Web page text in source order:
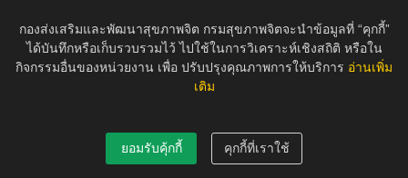
COPYRIGHT ©2019 สุขภาพใจ.com สงวนลิขสิทธิ์.
กองส่งเสริมและพัฒนาสุขภาพจิต กรมสุขภาพจิตจะนำข้อมูลที่ “คุกกี้”
ได้บันทึกหรือเก็บรวบรวมไว้ ไปใช้ในการวิเคราะห์เชิงสถิติ หรือใน
กิจกรรมอื่นของหน่วยงาน เพื่อ ปรับปรุงคุณภาพการให้บริการ อ่านเพิ่ม
เติม
ยอมรับคุ้กกี้ คุกกี้ที่เราใช้